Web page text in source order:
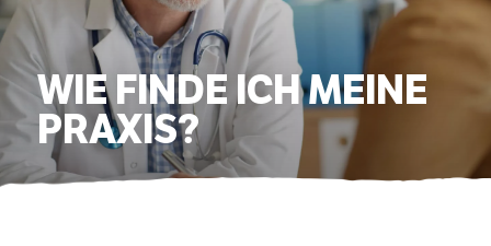
WIE FINDE ICH MEINE
PRAXIS?